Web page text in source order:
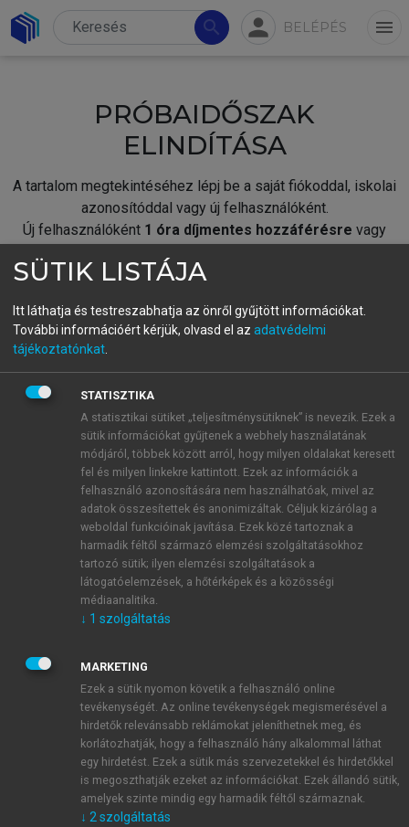
search person BELÉPÉS menu
PRÓBAIDŐSZAK
ELINDÍTÁSA
A tartalom megtekintéséhez lépj be a saját fiókoddal, iskolai
azonosítóddal vagy új felhasználóként.
Új felhasználóként 1 óra díjmentes hozzáférésre vagy
fiókoddal,vagy hozz létre új fiókot.
A regisztráció után apróbaidőszakautomatikusan
BELÉPÉS SAJÁT FIÓKKAL
ÚJ FIÓK LÉTREHOZÁSA
1 óra díjmentes hozzáférés
E-MAIL-CÍM
JELSZÓ
JELSZÓ ÚJRA
Kérek értesítést a MeRSZ újdonságairól, akcióiról.
Kérek értesítést az Akadémiai Kiadó Zrt. újdonságairól,
SÜTIK LISTÁJA
Itt láthatja és testreszabhatja az önről gyűjtött információkat.
További információért kérjük, olvasd el az adatvédelmi
tájékoztatónkat
STATISZTIKA
A statisztikai sütiket „teljesítménysütiknek” is nevezik. Ezek a
sütik információkat gyűjtenek a webhely használatának
módjáról, többek között arról, hogy milyen oldalakat keresett
fel és milyen linkekre kattintott. Ezek az információk a
felhasználó azonosítására nem használhatóak, mivel az
adatok összesítettek és anonimizáltak. Céljuk kizárólag a
weboldal funkcióinak javítása. Ezek közé tartoznak a
harmadik féltől származó elemzési szolgáltatásokhoz
tartozó sütik; ilyen elemzési szolgáltatások a
látogatóelemzések, a hőtérképek és a közösségi
médiaanalitika.
↓ 1 szolgáltatás
MARKETING
Ezek a sütik nyomon követik a felhasználó online
tevékenységét. Az online tevékenységek megismerésével a
hirdetők relevánsabb reklámokat jeleníthetnek meg, és
korlátozhatják, hogy a felhasználó hány alkalommal láthat
egy hirdetést. Ezek a sütik más szervezetekkel és hirdetőkkel
is megoszthatják ezeket az információkat. Ezek állandó sütik,
amelyek szinte mindig egy harmadik féltől származnak.
↓ 2 szolgáltatás